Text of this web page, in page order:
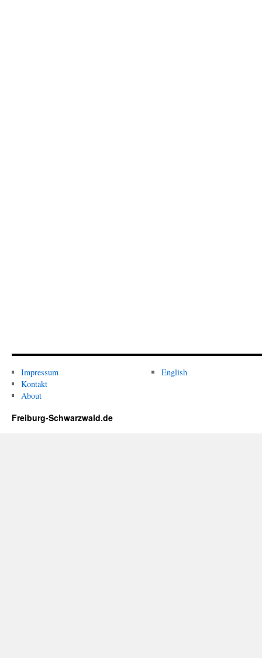
Impressum
Kontakt
About
English
Freiburg-Schwarzwald.de